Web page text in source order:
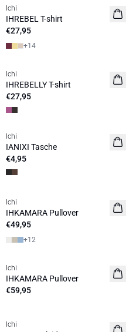
NEUHEIT
Ichi
IHREBEL T-shirt
€27,95
+14
NEUHEIT
Ichi
IHREBELLY T-shirt
€27,95
NEUHEIT
Ichi
IANIXI Tasche
€4,95
NEUHEIT
Ichi
IHKAMARA Pullover
€49,95
+12
NEUHEIT
Ichi
IHKAMARA Pullover
€59,95
NEUHEIT
Ichi